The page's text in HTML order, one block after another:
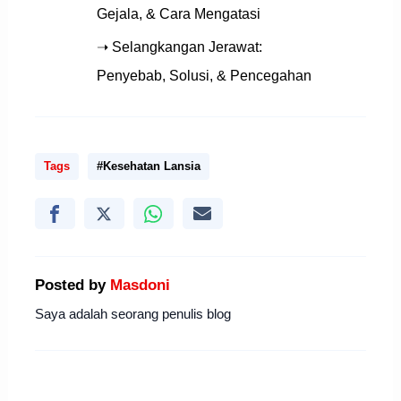
Gejala, & Cara Mengatasi
➝ Selangkangan Jerawat:
Penyebab, Solusi, & Pencegahan
Tags #Kesehatan Lansia
Posted by Masdoni
Saya adalah seorang penulis blog